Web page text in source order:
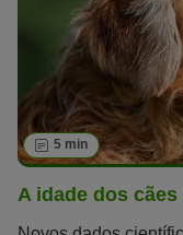
5 min
A idade dos cães